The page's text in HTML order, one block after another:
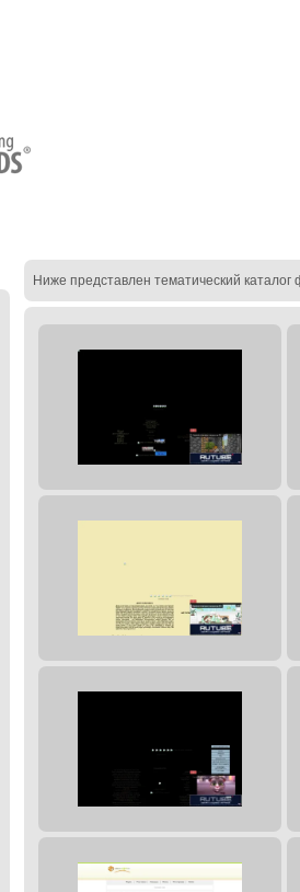
Ниже представлен тематический